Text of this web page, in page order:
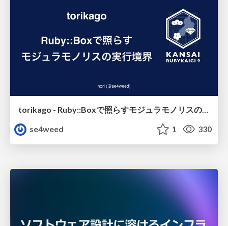
se4weed
1 330